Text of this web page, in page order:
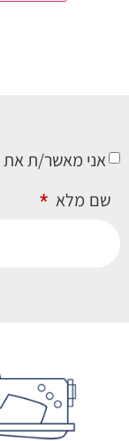
אני מאשר/ת את
שם מלא